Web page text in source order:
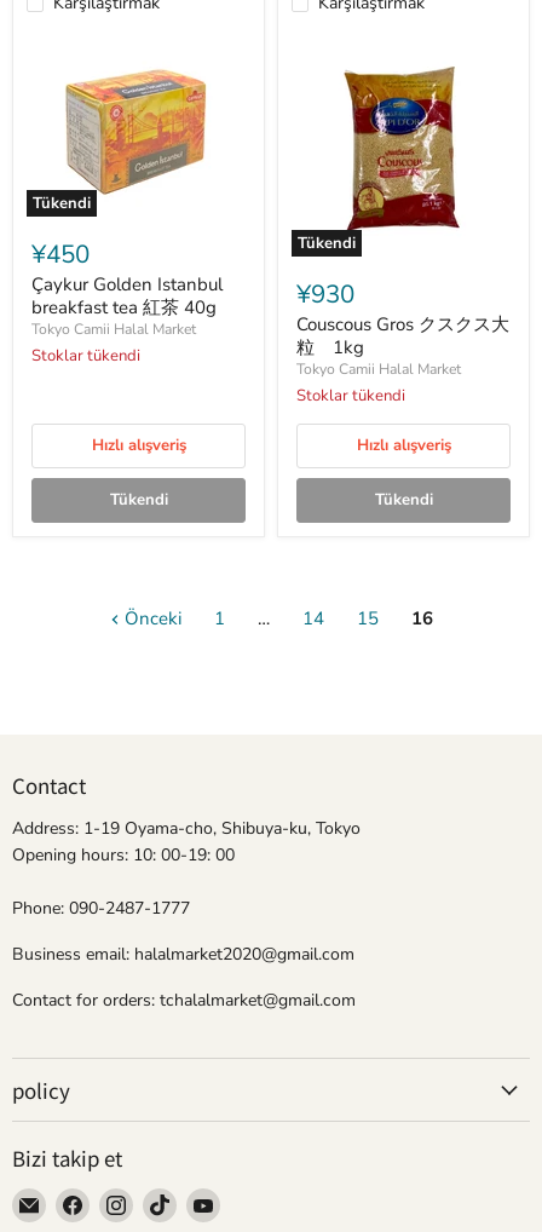
Tükendi
Golden
Istanbul
breakfast
tea
紅
茶
40g
¥450
Çaykur Golden Istanbul
breakfast tea 紅茶 40g
Tokyo Camii Halal Market
Stoklar tükendi
Hızlı alışveriş
Tükendi
Tükendi
Gros
ク
ス
ク
ス
大
粒
1kg
¥930
Couscous Gros クスクス大
粒 1kg
Tokyo Camii Halal Market
Stoklar tükendi
Hızlı alışveriş
Tükendi
Önceki 1 … 14 15 16
Contact
Address: 1-19 Oyama-cho, Shibuya-ku, Tokyo
Opening hours: 10: 00-19: 00
Phone: 090-2487-1777
Business email: halalmarket2020@gmail.com
Contact for orders: tchalalmarket@gmail.com
policy
Bizi takip et
Bizi
Bizi
Facebook&#39;de
Bizi
Instagram&#39;de
Bizi
TikTok&#39;de
Bizi